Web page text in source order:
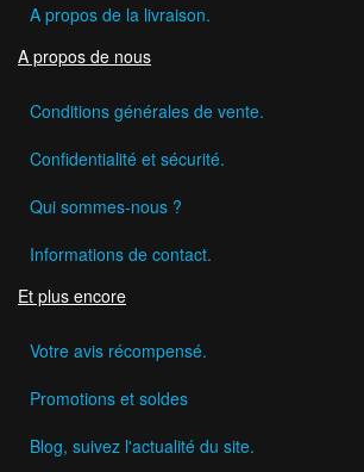
A propos de la livraison.
A propos de nous
Conditions générales de vente.
Confidentialité et sécurité.
Qui sommes-nous ?
Informations de contact.
Et plus encore
Votre avis récompensé.
Promotions et soldes
Blog, suivez l'actualité du site.